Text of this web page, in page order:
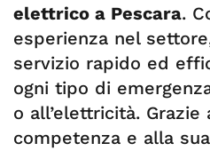
elettrico a Pescara.
esperienza nel
servizio rapido ed
ogni tipo di
o all’elettricità. Grazie
competenza e alla